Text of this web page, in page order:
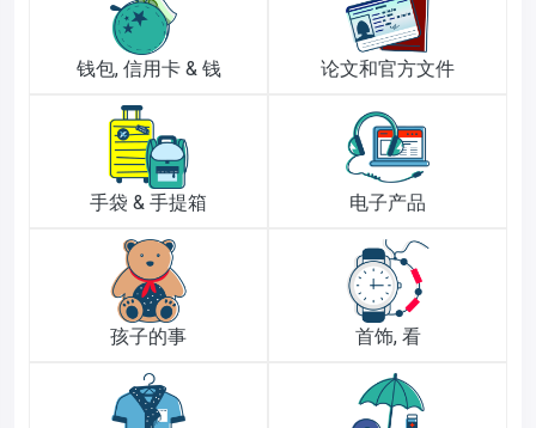
钱包, 信用卡 & 钱 论文和官方文件
手袋 & 手提箱 电子产品
孩子的事 首饰, 看